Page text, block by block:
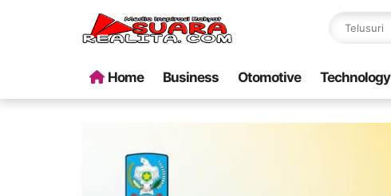
Home Business Otomotive Technology